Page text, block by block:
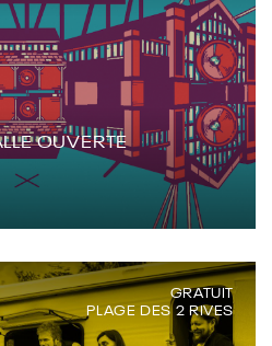
OUVERTE
GRATUIT
PLAGE DES 2 RIVES